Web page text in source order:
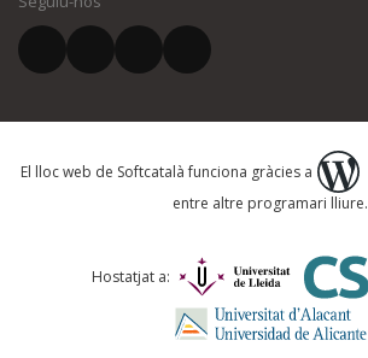
El vostre correu electrònic *
Què proposeu?
Comentari *
El lloc web de Softcatalà funciona gràcies a
entre altre programari lliure.
Hostatjat a: